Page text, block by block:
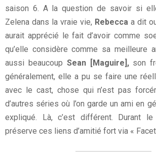
saison 6. A la question de savoir si
Zelena dans la vraie vie, Rebecca a dit
aurait apprécié le fait d’avoir comme
qu’elle considère comme sa meilleure
aussi beaucoup Sean [Maguire],son
généralement, elle a pu se faire une
avec le cast, chose qui n’est pas
d’autres séries où l’on garde un ami en
expliqué. Là, c’est différent. Durant le
préserve ces liens d’amitié fort via «